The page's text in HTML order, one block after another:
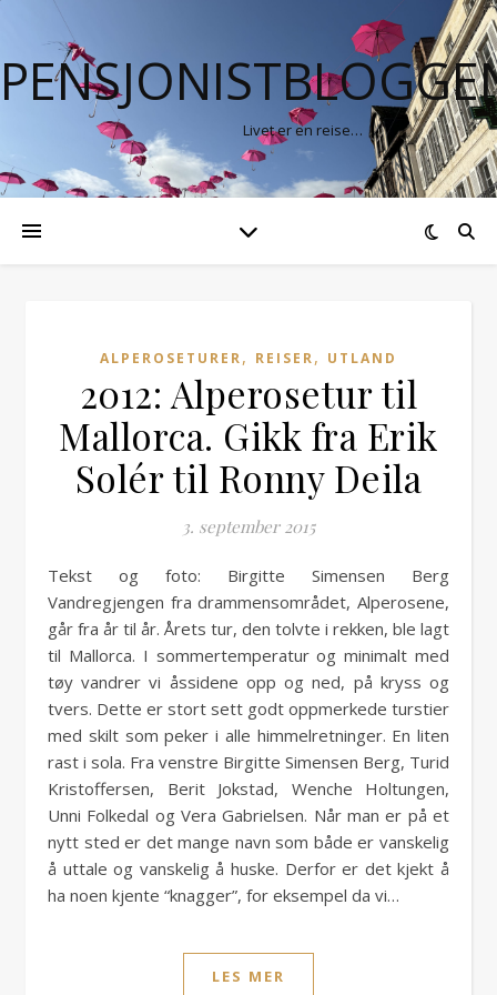
Livet er en reise…
ALPEROSETURER, REISER, UTLAND
2012: Alperosetur til
Mallorca. Gikk fra Erik
Solér til Ronny Deila
3. september 2015
Tekst og foto: Birgitte Simensen Berg
Vandregjengen fra drammensområdet, Alperosene,
går fra år til år. Årets tur, den tolvte i rekken, ble lagt
til Mallorca. I sommertemperatur og minimalt med
tøy vandrer vi åssidene opp og ned, på kryss og
tvers. Dette er stort sett godt oppmerkede turstier
med skilt som peker i alle himmelretninger. En liten
rast i sola. Fra venstre Birgitte Simensen Berg, Turid
Kristoffersen, Berit Jokstad, Wenche Holtungen,
Unni Folkedal og Vera Gabrielsen. Når man er på et
nytt sted er det mange navn som både er vanskelig
å uttale og vanskelig å huske. Derfor er det kjekt å
ha noen kjente “knagger”, for eksempel da vi…
LES MER